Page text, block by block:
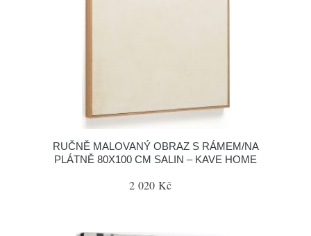
RUČNĚ MALOVANÝ OBRAZ S RÁMEM/NA
PLÁTNĚ 80X100 CM SALIN – KAVE HOME
2 020 Kč